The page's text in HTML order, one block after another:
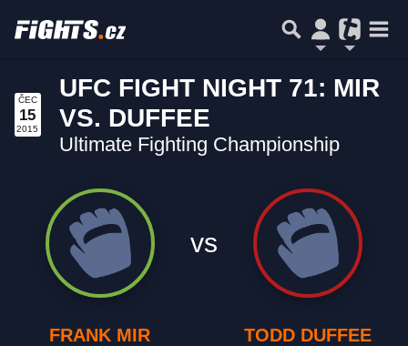
ČEC
15
2015
UFC FIGHT NIGHT 71: MIR
VS. DUFFEE
Ultimate Fighting Championship
FRANK MIR
vs
TODD DUFFEE